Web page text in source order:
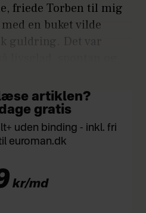
friede Torben til mig
en buket vilde
guldring. Det var
artiklen?
gratis
uden binding - inkl. fri
euroman.dk
kr/md